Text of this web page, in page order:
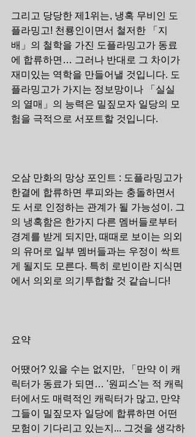
그리고 당당한 제1위는, 냉혹 무비인 도
플라밍고! 천룡인이면서 철저한 「지
배」의 철학을 가진 도플라밍고가 동료
에 합류하면… 그러나 반대로 그 차이가
재미있는 역학을 만들어낼 것입니다. 도
플라밍고가 가지는 정보망이나 「실실
의 열매」의 능력은 밀짚모자 일당의 모
험을 극적으로 서포트할 것입니다.
오삼 만화의 망상 포인트 : 도플라밍고가
한결에 합류하면 루피와는 충돌하면서
도 서로 인정하는 관계가 될 가능성이. 그
의 냉혹함은 한가지 다른 멤버들로부터
경계를 받게 되지만, 때때로 보이는 의외
의 유머로 일부 멤버들과는 우정이 싹트
게 될지도 모른다. 특히 로빈이란 지식면
에서 의외로 의기투합할 것 같습니다!
요약
어땠어? 있을 수는 없지만, 「만약 이 캐
릭터가 동료가 되면… '원피스'는 적 캐릭
터에서도 매력적인 캐릭터가 많고, 만약
그들이 밀짚모자 일당에 합류하면 어떤
모험이 기다리고 있는지... 그것을 생각하